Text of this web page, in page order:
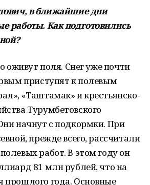
в ближайшие дни
работы. Как подготовились
оживут поля. Снег уже почти
приступят к полевым
«Таштамак» и крестьянско-
Турумбетовского
начнут с подкормки. При
прежде всего, рассчитали
работ. В этом году он
81 млн рублей, что на
прошлого года. Основные